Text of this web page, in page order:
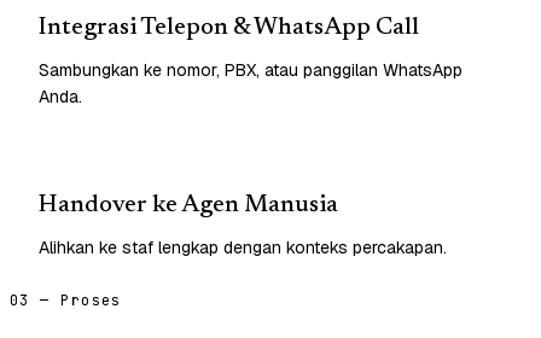
Integrasi Telepon & WhatsApp Call
Sambungkan ke nomor, PBX, atau panggilan WhatsApp
Anda.
Handover ke Agen Manusia
Alihkan ke staf lengkap dengan konteks percakapan.
03 — Proses